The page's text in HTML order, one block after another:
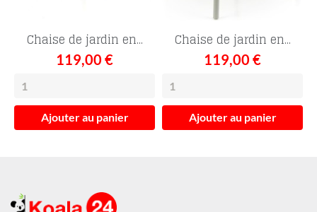
Chaise de jardin en...
119,00 €
Ajouter au panier
Chaise de jardin en...
119,00 €
Ajouter au panier